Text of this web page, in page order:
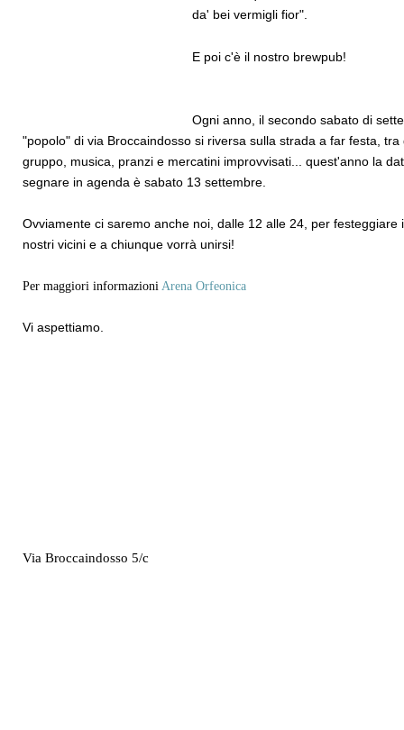
da' bei vermigli fior".
E poi c'è il nostro brewpub!
Ogni anno, il secondo sabato di
"popolo" di via Broccaindosso si riversa sulla strada a far festa, tra
gruppo, musica, pranzi e mercatini improvvisati... quest'anno la
segnare in agenda è sabato 13 settembre.
Ovviamente ci saremo anche noi, dalle 12 alle 24, per festeggiare
nostri vicini e a chiunque vorrà unirsi!
Per maggiori informazioni Arena Orfeonica
Vi aspettiamo.
Via Broccaindosso 5/c